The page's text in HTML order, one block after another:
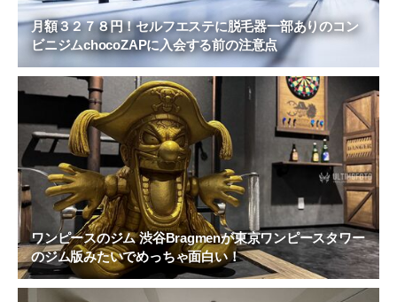
月額３２７８円！セルフエステに脱毛器一部ありのコン
ビニジムchocoZAPに入会する前の注意点
ワンピースのジム 渋谷Bragmenが東京ワンピースタワー
のジム版みたいでめっちゃ面白い！